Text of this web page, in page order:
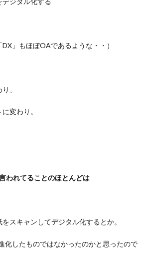
DX」もほぼOAであるような・・）
、
変わり。
われてることのほとんどは
スキャンしてデジタル化するとか。
化したものではなかったのかと思ったので